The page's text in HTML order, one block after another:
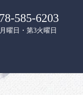
585-6203
曜日・第3火曜日